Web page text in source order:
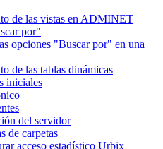
de las vistas en ADMINET
por"
opciones "Buscar por" en una
de las tablas dinámicas
iniciales
del servidor
de carpetas
acceso estadístico Urbix